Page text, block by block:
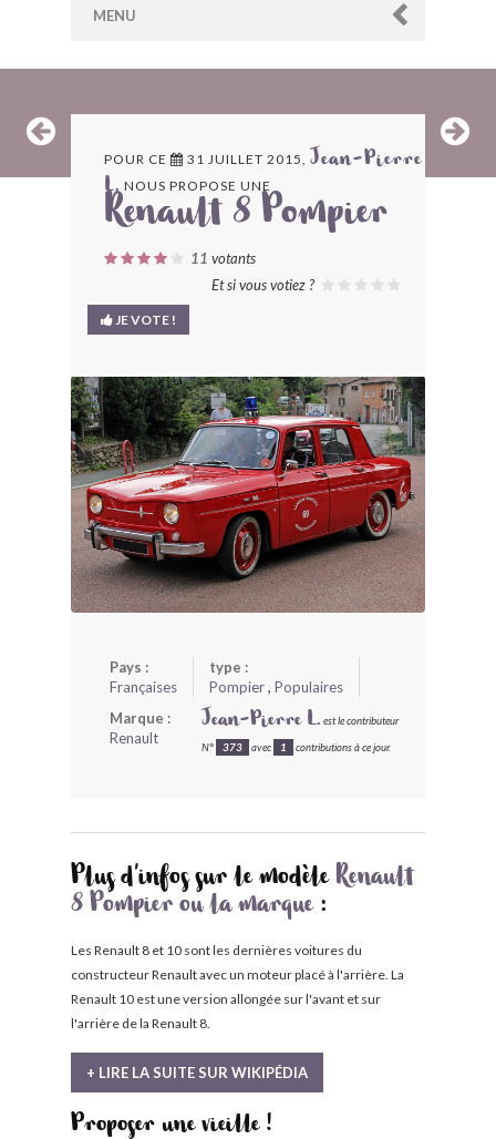
MENU
ARCHIVES
LES CONTRIBUTEURS
LE BLOG
BONJOURLAVIEILLE ?
MODÈLES ET MARQUES
COMMENT FONCTIONNE BLV ?
POUR CE 31 JUILLET 2015, Jean-Pierre
L. NOUS PROPOSE UNE
Renault 8 Pompier
11 votants
Et si vous votiez ?
JE VOTE !
Pays :
Françaises
type :
Pompier, Populaires
Marque :
Renault
Jean-Pierre L. est le contributeur
N° 373 avec 1 contributions à ce jour.
Plus d'infos sur le modèle Renault
8 Pompier ou la marque:
Les Renault 8 et 10 sont les dernières voitures du
constructeur Renault avec un moteur placé à l'arrière. La
Renault 10 est une version allongée sur l'avant et sur
l'arrière de la Renault 8.
+ LIRE LA SUITE SUR WIKIPÉDIA
Proposer une vieille !